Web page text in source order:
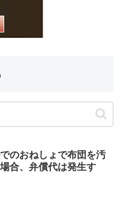
のおねしょで布団を汚
合、弁償代は発生す